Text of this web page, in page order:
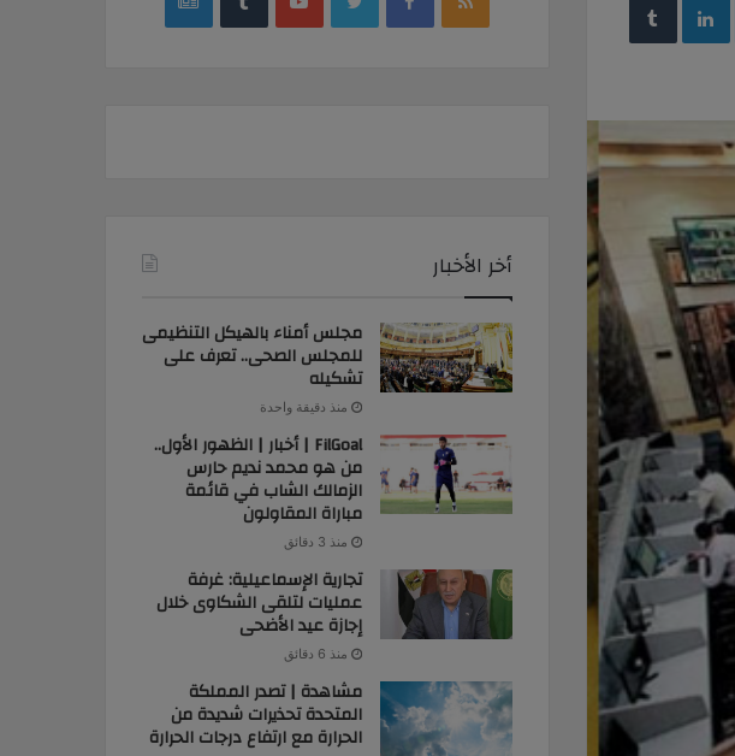
أخر الأخبار
مجلس أمناء بالهيكل التنظيمى
للمجلس الصحى.. تعرف على
تشكيله
منذ دقيقة واحدة
FilGoal | أخبار | الظهور الأول..
من هو محمد نديم حارس
الزمالك الشاب في قائمة
مباراة المقاولون
منذ 3 دقائق
تجارية الإسماعيلية: غرفة
عمليات لتلقى الشكاوى خلال
إجازة عيد الأضحى
منذ 6 دقائق
مشاهدة | تصدر المملكة
المتحدة تحذيرات شديدة من
الحرارة مع ارتفاع درجات الحرارة